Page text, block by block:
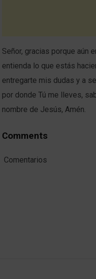
Señor, gracias porque aún
entienda lo que estás
entregarte mis dudas y a
por donde Tú me lleves,
nombre de Jesús, Amén.
Comments
Comentarios